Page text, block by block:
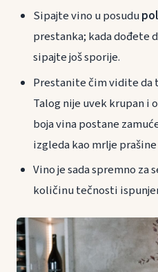
Sipajte vino u posudu
prestanka; kada dođete
sipajte još sporije.
Prestanite čim vidite da
Talog nije uvek krupan i
boja vina postane
izgleda kao mrlje
Vino je sada spremno
količinu tečnosti